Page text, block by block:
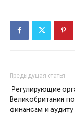
Предыдущая статья
Регулирующие
Великобритании по
финансам и аудиту